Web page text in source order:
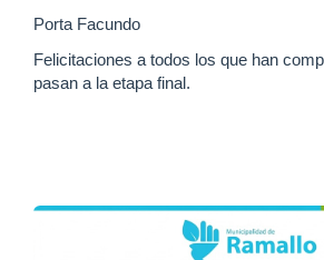
Porta Facundo
Felicitaciones a todos los que han
pasan a la etapa final.